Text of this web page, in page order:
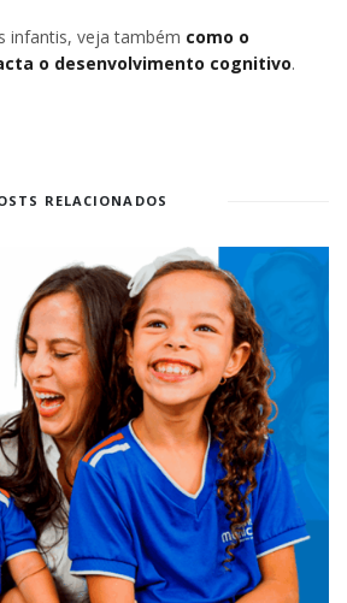
infantis, veja também como o
o desenvolvimento cognitivo.
RELACIONADOS